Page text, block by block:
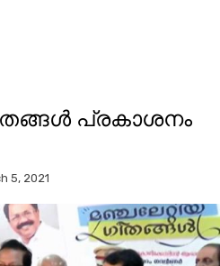
പ്രകാശനം
5, 2021